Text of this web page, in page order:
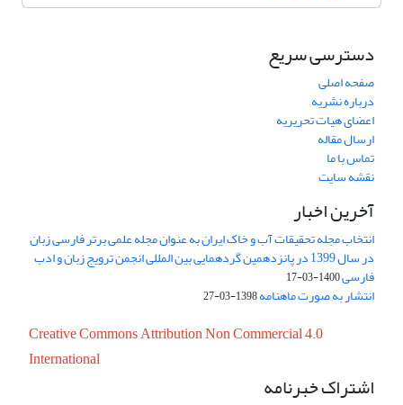
دسترسی سریع
صفحه اصلی
درباره نشریه
اعضای هیات تحریریه
ارسال مقاله
تماس با ما
نقشه سایت
آخرین اخبار
انتخاب مجله تحقیقات آب و خاک ایران به عنوان مجله علمی برتر فارسی زبان
در سال 1399 در پانزدهمین گردهمایی بین المللی انجمن ترویج زبان و ادب
فارسی1400-03-17
انتشار به صورت ماهنامه1398-03-27
Creative Commons Attribution Non Commercial 4.0
International
اشتراک خبرنامه